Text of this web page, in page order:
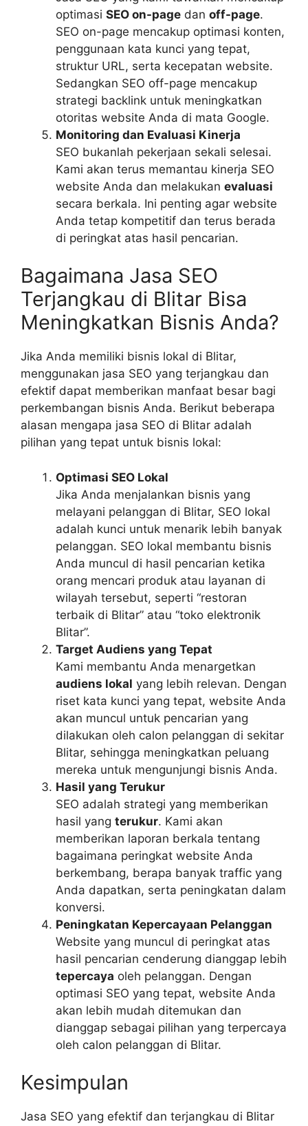
optimasi SEO on-page dan off-page.
SEO on-page mencakup optimasi konten,
penggunaan kata kunci yang tepat,
struktur URL, serta kecepatan website.
Sedangkan SEO off-page mencakup
strategi backlink untuk meningkatkan
otoritas website Anda di mata Google.
Monitoring dan Evaluasi Kinerja
SEO bukanlah pekerjaan sekali selesai.
Kami akan terus memantau kinerja SEO
website Anda dan melakukan evaluasi
secara berkala. Ini penting agar website
Anda tetap kompetitif dan terus berada
di peringkat atas hasil pencarian.
Bagaimana Jasa SEO
Terjangkau di Blitar Bisa
Meningkatkan Bisnis Anda?
Jika Anda memiliki bisnis lokal di Blitar,
menggunakan jasa SEO yang terjangkau dan
efektif dapat memberikan manfaat besar bagi
perkembangan bisnis Anda. Berikut beberapa
alasan mengapa jasa SEO di Blitar adalah
pilihan yang tepat untuk bisnis lokal:
Optimasi SEO Lokal
Jika Anda menjalankan bisnis yang
melayani pelanggan di Blitar, SEO lokal
adalah kunci untuk menarik lebih banyak
pelanggan. SEO lokal membantu bisnis
Anda muncul di hasil pencarian ketika
orang mencari produk atau layanan di
wilayah tersebut, seperti “restoran
terbaik di Blitar” atau “toko elektronik
Blitar”.
Target Audiens yang Tepat
Kami membantu Anda menargetkan
audiens lokal yang lebih relevan. Dengan
riset kata kunci yang tepat, website Anda
akan muncul untuk pencarian yang
dilakukan oleh calon pelanggan di sekitar
Blitar, sehingga meningkatkan peluang
mereka untuk mengunjungi bisnis Anda.
Hasil yang Terukur
SEO adalah strategi yang memberikan
hasil yang terukur. Kami akan
memberikan laporan berkala tentang
bagaimana peringkat website Anda
berkembang, berapa banyak traffic yang
Anda dapatkan, serta peningkatan dalam
konversi.
Peningkatan Kepercayaan Pelanggan
Website yang muncul di peringkat atas
hasil pencarian cenderung dianggap lebih
tepercaya oleh pelanggan. Dengan
optimasi SEO yang tepat, website Anda
akan lebih mudah ditemukan dan
dianggap sebagai pilihan yang terpercaya
oleh calon pelanggan di Blitar.
Kesimpulan
Jasa SEO yang efektif dan terjangkau di Blitar